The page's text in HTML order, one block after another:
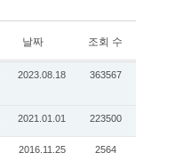
날짜 조회 수
2023.08.18 363567
2021.01.01 223500
2016.11.25 2564